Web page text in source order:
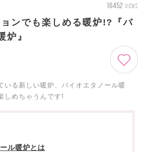
16452 VIEWS
ンでも楽しめる暖炉!?『バ
炉』
いる新しい暖炉、バイオエタノール暖
しめちゃうんです!
ル暖炉とは